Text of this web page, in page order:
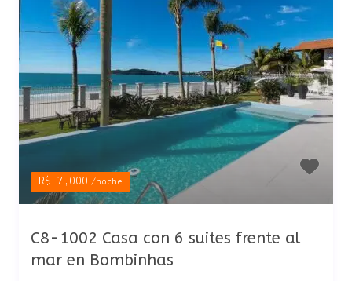
R$ 7,000/noche
C8-1002 Casa con 6 suites frente al
mar en Bombinhas